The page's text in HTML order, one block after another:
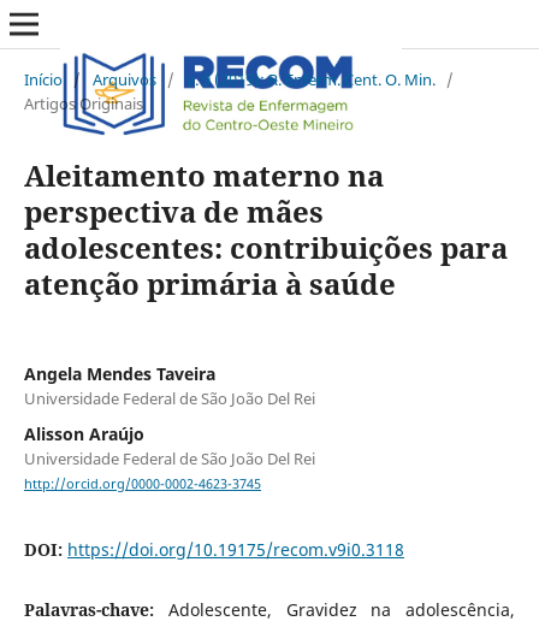
Início / Arquivos / v. 9 (2019): R. Enferm. Cent. O. Min. /
Artigos Originais
Aleitamento materno na
perspectiva de mães
adolescentes: contribuições para
atenção primária à saúde
Angela Mendes Taveira
Universidade Federal de São João Del Rei
Alisson Araújo
Universidade Federal de São João Del Rei
http://orcid.org/0000-0002-4623-3745
DOI: https://doi.org/10.19175/recom.v9i0.3118
Palavras-chave: Adolescente, Gravidez na adolescência,